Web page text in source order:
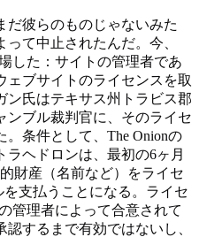
だ彼らのものじゃないみた
て中止されたんだ。今、
した：サイトの管理者であ
ェブサイトのライセンスを取
ン氏はテキサス州トラビス郡
ンブル裁判官に、そのライセ
条件として、The Onionの
ヘドロンは、最初の6ヶ月
財産（名前など）をライセ
を支払うことになる。ライセ
管理者によって合意されて
するまで有効ではないし、